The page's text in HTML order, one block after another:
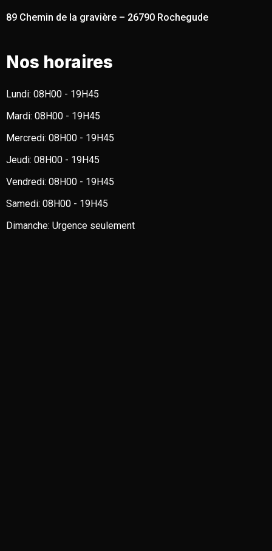
89 Chemin de la gravière – 26790 Rochegude
Nos horaires
Lundi: 08H00 - 19H45
Mardi: 08H00 - 19H45
Mercredi: 08H00 - 19H45
Jeudi: 08H00 - 19H45
Vendredi: 08H00 - 19H45
Samedi: 08H00 - 19H45
Dimanche: Urgence seulement